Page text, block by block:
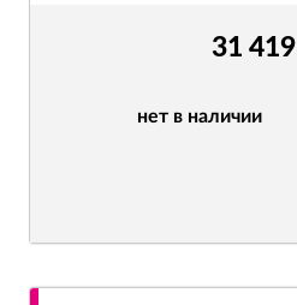
31 419
нет в наличии